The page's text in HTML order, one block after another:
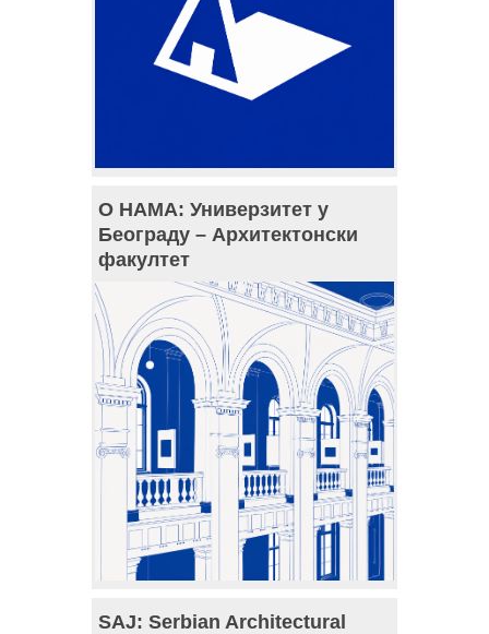
О НАМА: Универзитет у
Београду – Архитектонски
факултет
SAJ: Serbian Architectural